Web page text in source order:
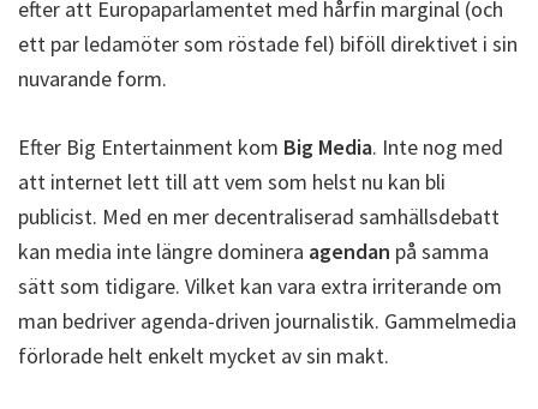
efter att Europaparlamentet med hårfin marginal (och
ett par ledamöter som röstade fel) biföll direktivet i sin
nuvarande form.
Efter Big Entertainment kom Big Media. Inte nog med
att internet lett till att vem som helst nu kan bli
publicist. Med en mer decentraliserad samhällsdebatt
kan media inte längre dominera agendan på samma
sätt som tidigare. Vilket kan vara extra irriterande om
man bedriver agenda-driven journalistik. Gammelmedia
förlorade helt enkelt mycket av sin makt.